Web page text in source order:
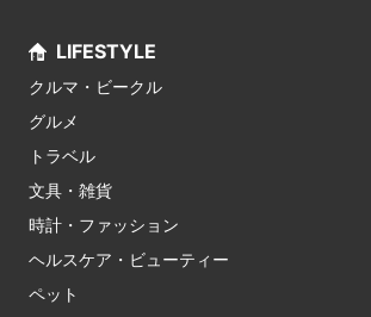
LIFESTYLE
クルマ・ビークル
グルメ
トラベル
文具・雑貨
時計・ファッション
ヘルスケア・ビューティー
ペット